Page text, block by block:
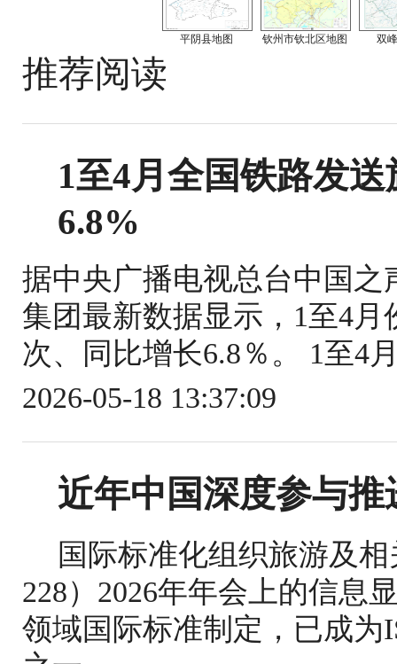
平阴县地图 钦州市钦北区地图 双
推荐阅读
1至4月全国铁路发
6.8%
据中央广播电视总台中国
集团最新数据显示，1至4月
次、同比增长6.8％。 1至4
2026-05-18 13:37:09
近年中国深度参与
国际标准化组织旅游及
228）2026年年会上的信息
领域国际标准制定，已成为